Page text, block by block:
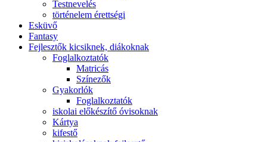
Testnevelés
történelem érettségi
Esküvő
Fantasy
Fejlesztők kicsiknek, diákoknak
Foglalkoztatók
Matricás
Színezők
Gyakorlók
Foglalkoztatók
iskolai előkészítő óvisoknak
Kártya
kifestő